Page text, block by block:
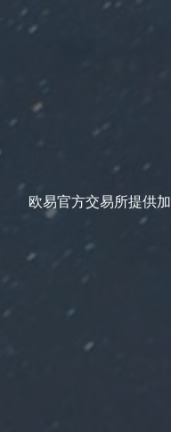
欧易官方交易所提供